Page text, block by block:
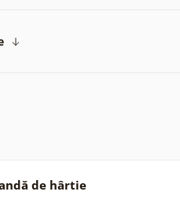
de hârtie